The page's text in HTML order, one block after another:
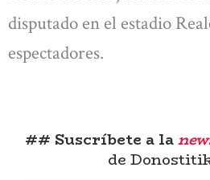
disputado en el estadio
espectadores.
## Suscríbete a la
de